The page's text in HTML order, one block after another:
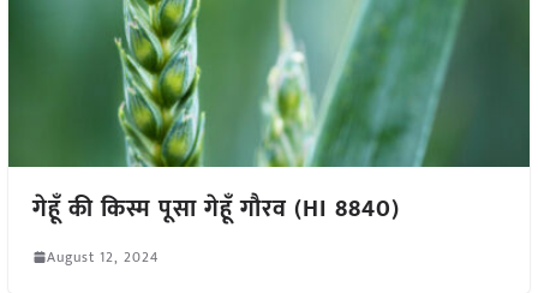
गेहूँ की किस्म पूसा गेहूँ गौरव (HI 8840)
August 12, 2024